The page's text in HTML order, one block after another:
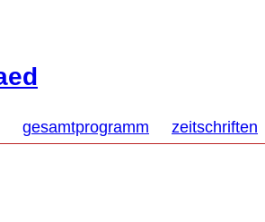
gesamtprogramm zeitschriften